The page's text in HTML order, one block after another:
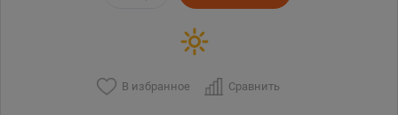
В избранное Сравнить